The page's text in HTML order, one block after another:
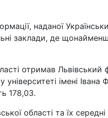
наданої
заклади, де
отримав Львівський
імені
178,03.
області та їх середні